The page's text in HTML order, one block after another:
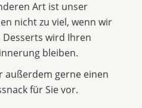
Art ist unser
nicht zu viel, wenn wir
wird Ihren
bleiben.
außerdem gerne einen
für Sie vor.